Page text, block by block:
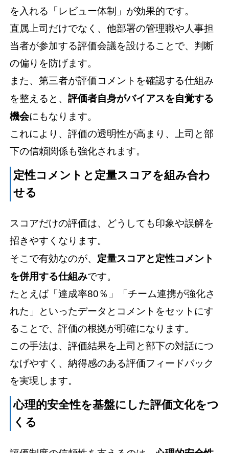
を入れる「レビュー体制」が効果的です。
直属上司だけでなく、他部署の管理職や人事担
当者が参加する評価会議を設けることで、判断
の偏りを防げます。
また、第三者が評価コメントを確認する仕組み
を整えると、評価者自身がバイアスを自覚する
機会にもなります。
これにより、評価の透明性が高まり、上司と部
下の信頼関係も強化されます。
定性コメントと定量スコアを組み合わ
せる
スコアだけの評価は、どうしても印象や誤解を
招きやすくなります。
そこで有効なのが、 定量スコアと定性コメント
を併用する仕組みです。
たとえば「達成率80％」「チーム連携が強化さ
れた」といったデータとコメントをセットにす
ることで、評価の根拠が明確になります。
この手法は、評価結果を上司と部下の対話につ
なげやすく、納得感のある評価フィードバック
を実現します。
心理的安全性を基盤にした評価文化をつ
くる